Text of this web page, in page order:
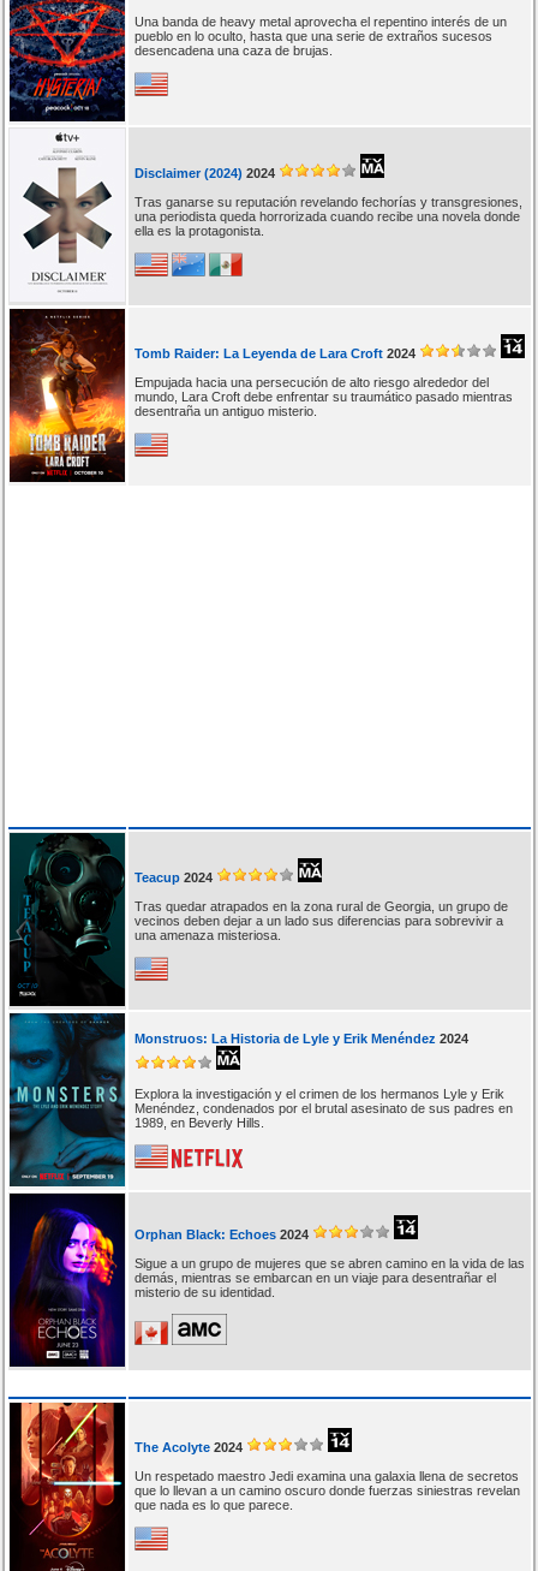
Una banda de heavy metal aprovecha el repentino interés de un
pueblo en lo oculto, hasta que una serie de extraños sucesos
desencadena una caza de brujas.
Disclaimer (2024) 2024
Tras ganarse su reputación revelando fechorías y transgresiones,
una periodista queda horrorizada cuando recibe una novela donde
ella es la protagonista.
Tomb Raider: La Leyenda de Lara Croft 2024
Empujada hacia una persecución de alto riesgo alrededor del
mundo, Lara Croft debe enfrentar su traumático pasado mientras
desentraña un antiguo misterio.
Teacup 2024
Tras quedar atrapados en la zona rural de Georgia, un grupo de
vecinos deben dejar a un lado sus diferencias para sobrevivir a
una amenaza misteriosa.
Monstruos: La Historia de Lyle y Erik Menéndez 2024
Explora la investigación y el crimen de los hermanos Lyle y Erik
Menéndez, condenados por el brutal asesinato de sus padres en
1989, en Beverly Hills.
Orphan Black: Echoes 2024
Sigue a un grupo de mujeres que se abren camino en la vida de las
demás, mientras se embarcan en un viaje para desentrañar el
misterio de su identidad.
The Acolyte 2024
Un respetado maestro Jedi examina una galaxia llena de secretos
que lo llevan a un camino oscuro donde fuerzas siniestras revelan
que nada es lo que parece.